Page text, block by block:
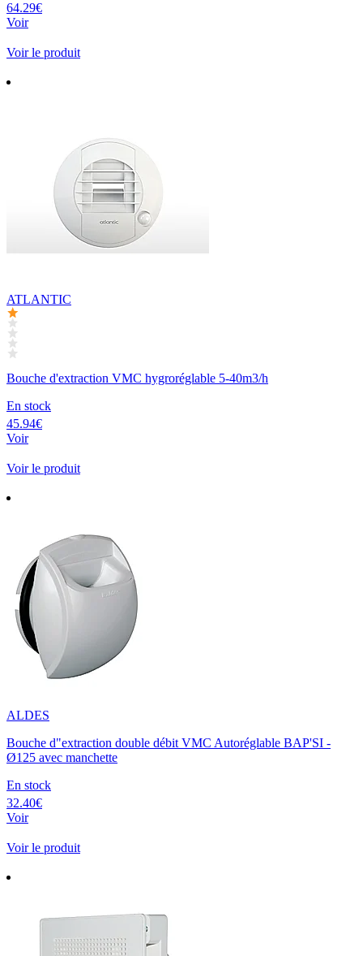
64.29€
Voir
Voir le produit
ATLANTIC
Bouche d'extraction VMC hygroréglable 5-40m3/h
En stock
45.94€
Voir
Voir le produit
ALDES
Bouche d"extraction double débit VMC Autoréglable BAP'SI -
Ø125 avec manchette
En stock
32.40€
Voir
Voir le produit